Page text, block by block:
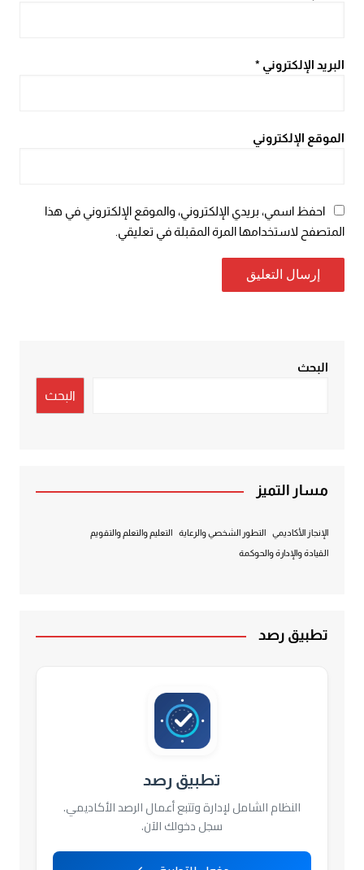
البريد الإلكتروني *
الموقع الإلكتروني
احفظ اسمي، بريدي الإلكتروني، والموقع الإلكتروني في هذا
المتصفح لاستخدامها المرة المقبلة في تعليقي.
البحث
البحث
مسار التميز
الإنجاز الأكاديمي التطور الشخصي والرعاية التعليم والتعلم والتقويم
القيادة والإدارة والحوكمة
تطبيق رصد
تطبيق رصد
النظام الشامل لإدارة وتتبع أعمال الرصد الأكاديمي.
سجل دخولك الآن.